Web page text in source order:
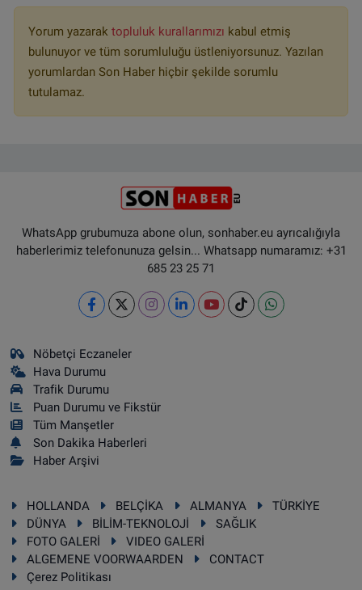
Yorum yazarak topluluk kurallarımızı kabul etmiş
bulunuyor ve tüm sorumluluğu üstleniyorsunuz. Yazılan
yorumlardan Son Haber hiçbir şekilde sorumlu
tutulamaz.
WhatsApp grubumuza abone olun, sonhaber.eu ayrıcalığıyla
haberlerimiz telefonunuza gelsin... Whatsapp numaramız: +31
685 23 25 71
Nöbetçi Eczaneler
Hava Durumu
Trafik Durumu
Puan Durumu ve Fikstür
Tüm Manşetler
Son Dakika Haberleri
Haber Arşivi
HOLLANDA BELÇİKA ALMANYA
TÜRKİYE
DÜNYA
BİLİM-TEKNOLOJİ
SAĞLIK
FOTO GALERİ
VIDEO GALERİ
ALGEMENE VOORWAARDEN
CONTACT
Çerez Politikası